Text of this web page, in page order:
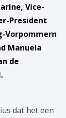
Vice-
President
Vorpommern
Manuela
de
dat het een